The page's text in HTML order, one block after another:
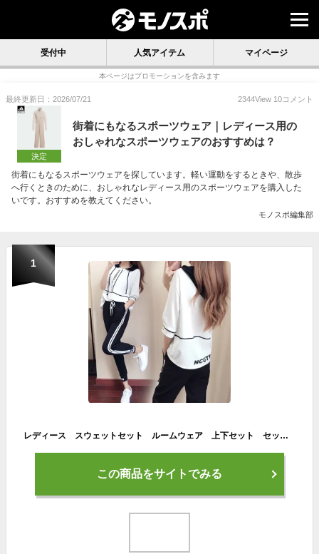
受付中 人気アイテム マイページ
本ページはプロモーションを含みます
最終更新日：2026/07/21 2344View 10コメント
決定
街着にもなるスポーツウェア｜レディース用の
おしゃれなスポーツウェアのおすすめは？
街着にもなるスポーツウェアを探しています。軽い運動をするときや、散歩
へ行くときのために、おしゃれなレディース用のスポーツウェアを購入した
いです。おすすめを教えてください。
モノスポ編集部
1
レディース スウェットセット ルームウェア 上下セット セットアップ 半袖Tシャツ 長丈パンツ ランニング トレーナー 運動着 夏 パジャマ 部屋着 普段着 ゆったり 韓国風 S〜2XLサイズ
この商品をサイトでみる